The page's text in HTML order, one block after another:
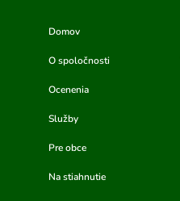
Domov
O spoločnosti
Ocenenia
Služby
Pre obce
Na stiahnutie